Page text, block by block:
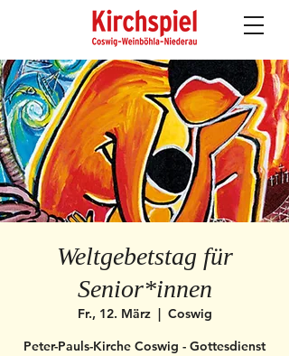
Weltgebetstag für
Senior*innen
Fr., 12. März
  |
Coswig
Peter-Pauls-Kirche Coswig - Gottesdienst